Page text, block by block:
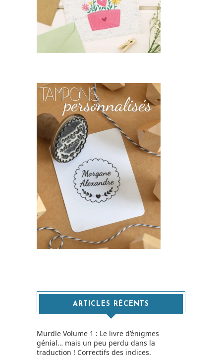
ARTICLES RÉCENTS
Murdle Volume 1 : Le livre d’énigmes
génial… mais un peu perdu dans la
traduction ! Correctifs des indices.